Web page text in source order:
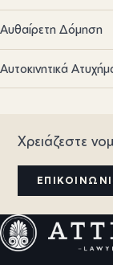
Αυθαίρετη Δόμηση
Αυτοκινητικά
Χρειάζεστε